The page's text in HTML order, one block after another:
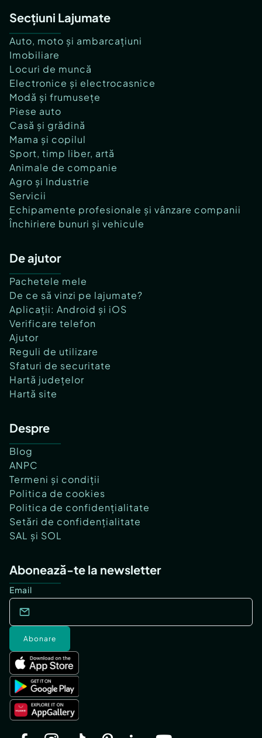
Secțiuni Lajumate
Auto, moto și ambarcațiuni
Imobiliare
Locuri de muncă
Electronice și electrocasnice
Modă și frumusețe
Piese auto
Casă și grădină
Mama și copilul
Sport, timp liber, artă
Animale de companie
Agro și Industrie
Servicii
Echipamente profesionale și vânzare companii
Închiriere bunuri și vehicule
De ajutor
Pachetele mele
De ce să vinzi pe lajumate?
Aplicații: Android și iOS
Verificare telefon
Ajutor
Reguli de utilizare
Sfaturi de securitate
Hartă județelor
Hartă site
Despre
Blog
ANPC
Termeni și condiții
Politica de cookies
Politica de confidențialitate
Setări de confidențialitate
SAL și SOL
Abonează-te la newsletter
Email
Abonare